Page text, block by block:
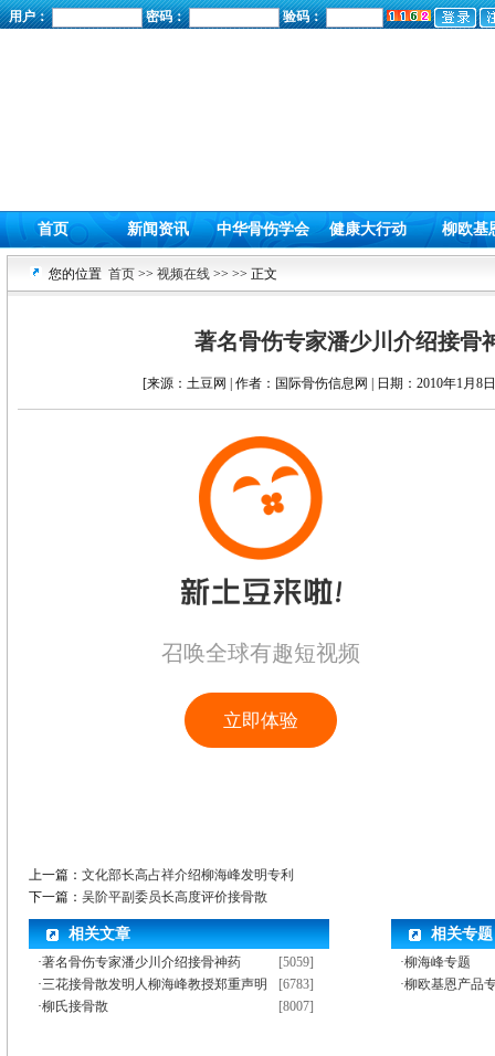
用户： 密码： 验码：
首页 新闻资讯 中华骨伤学会 健康大行动 柳欧基
您的位置 首页 >> 视频在线 >> >> 正文
著名骨伤专家潘少川介绍接骨
[来源：土豆网 | 作者：国际骨伤信息网 | 日期：2010年1月8
上一篇： 文化部长高占祥介绍柳海峰发明专利
下一篇： 吴阶平副委员长高度评价接骨散
相关文章
[5059]
·著名骨伤专家潘少川介绍接骨神药
[6783]
·三花接骨散发明人柳海峰教授郑重声明
[8007]
·柳氏接骨散
相关专题
·柳海峰专题
·柳欧基恩产品